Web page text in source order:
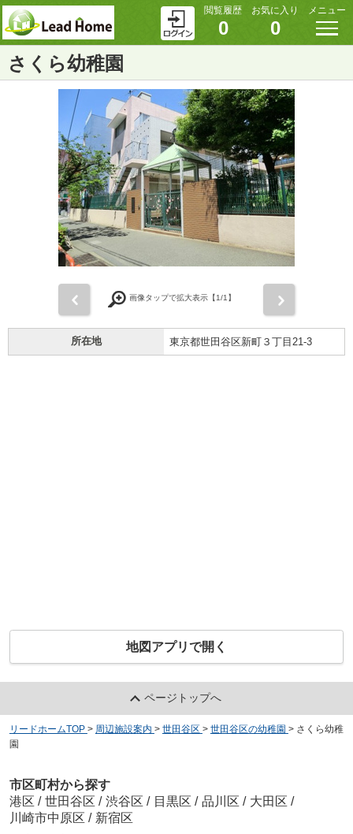
閲覧履歴
0
お気に入り
0
メニュー
さくら幼稚園
画像タップで拡大表示【1/1】
所在地 東京都世田谷区新町３丁目21-3
地図アプリで開く
ページトップへ
リードホームTOP > 周辺施設案内 > 世田谷区 > 世田谷区の幼稚園 > さくら幼稚
園
市区町村から探す
港区 / 世田谷区 / 渋谷区 / 目黒区 / 品川区 / 大田区 /
川崎市中原区 / 新宿区